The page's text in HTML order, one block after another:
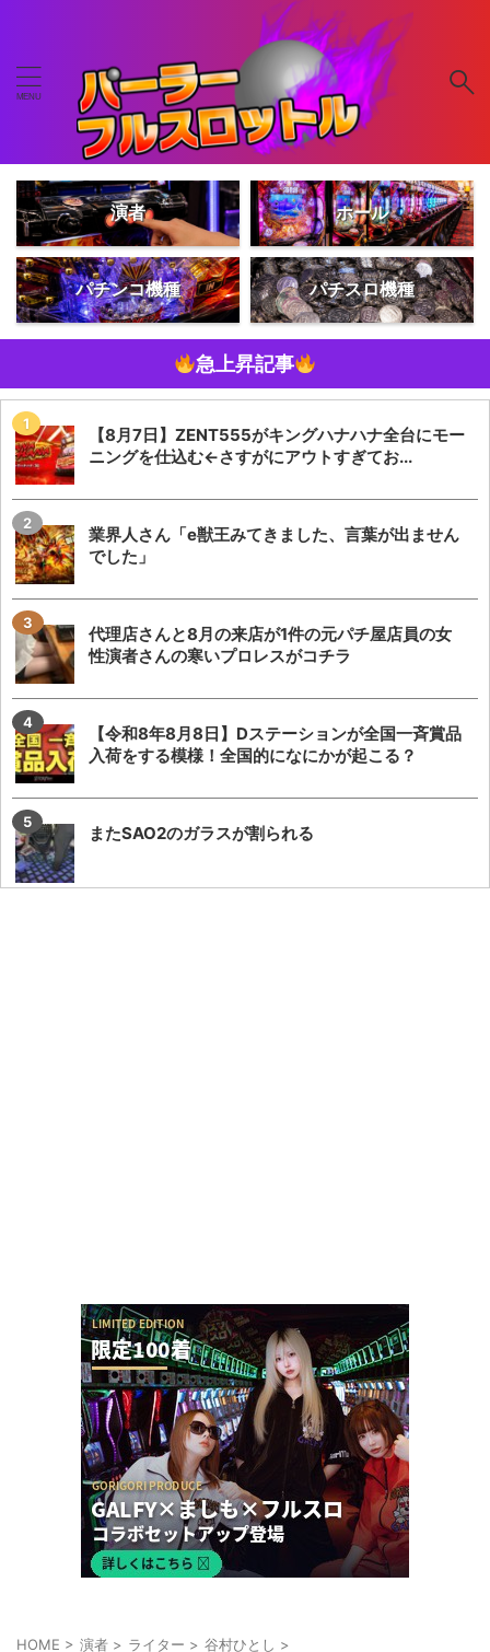
演者 ホール
パチンコ機種 パチスロ機種
急上昇記事
【8月7日】ZENT555がキングハナハナ全台にモー
ニングを仕込む←さすがにアウトすぎてお...
業界人さん「e獣王みてきました、言葉が出ません
でした」
代理店さんと8月の来店が1件の元パチ屋店員の女
性演者さんの寒いプロレスがコチラ
【令和8年8月8日】Dステーションが全国一斉賞品
入荷をする模様！全国的になにかが起こる？
またSAO2のガラスが割られる
声が出ず療養中の覚醒てえんださんが無申告・保
険証無しだと事実無根の疑いをかけられる
HOME > 演者 > ライター > 谷村ひとし >